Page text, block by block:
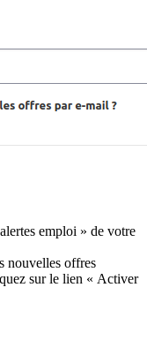
emploi » de votre
nouvelles offres
sur le lien « Activer